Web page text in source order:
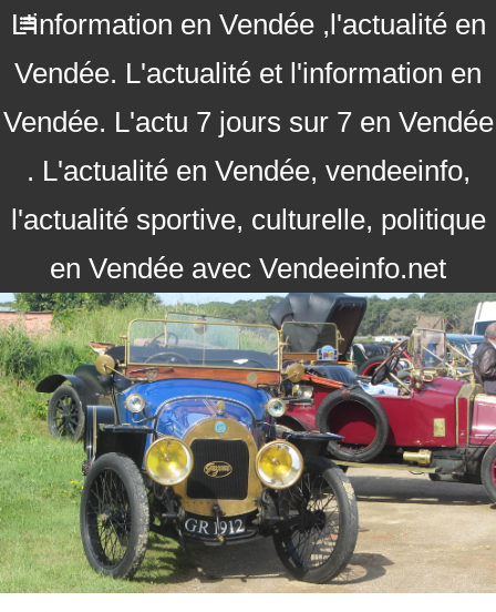
L'information en Vendée ,l'actualité en
Vendée. L'actualité et l'information en
Vendée. L'actu 7 jours sur 7 en Vendée
. L'actualité en Vendée, vendeeinfo,
l'actualité sportive, culturelle, politique
en Vendée avec Vendeeinfo.net